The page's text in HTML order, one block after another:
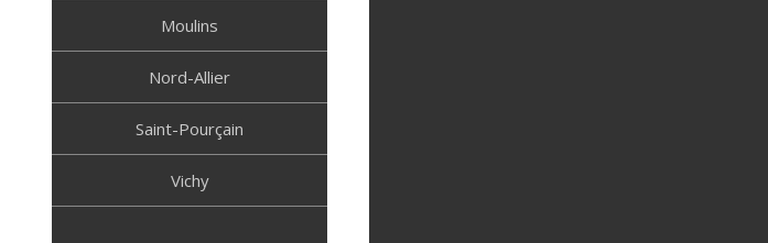
Moulins
Nord-Allier
Saint-Pourçain
Vichy